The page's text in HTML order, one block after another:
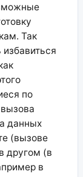
Так
по
данных
(вызове
другом (в
в